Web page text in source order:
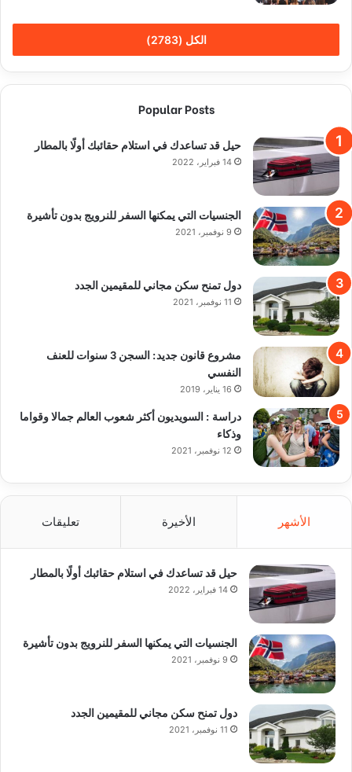
الكل (2783)
Popular Posts
حيل قد تساعدك في استلام حقائبك أولًا بالمطار
14 فبراير، 2022
الجنسيات التي يمكنها السفر للنرويج بدون تأشيرة
9 نوفمبر، 2021
دول تمنح سكن مجاني للمقيمين الجدد
11 نوفمبر، 2021
مشروع قانون جديد: السجن 3 سنوات للعنف
النفسي
16 يناير، 2019
دراسة : السويديون أكثر شعوب العالم جمالا وقواما
وذكاء
12 نوفمبر، 2021
الأشهر الأخيرة تعليقات
حيل قد تساعدك في استلام حقائبك أولًا بالمطار
14 فبراير، 2022
الجنسيات التي يمكنها السفر للنرويج بدون تأشيرة
9 نوفمبر، 2021
دول تمنح سكن مجاني للمقيمين الجدد
11 نوفمبر، 2021